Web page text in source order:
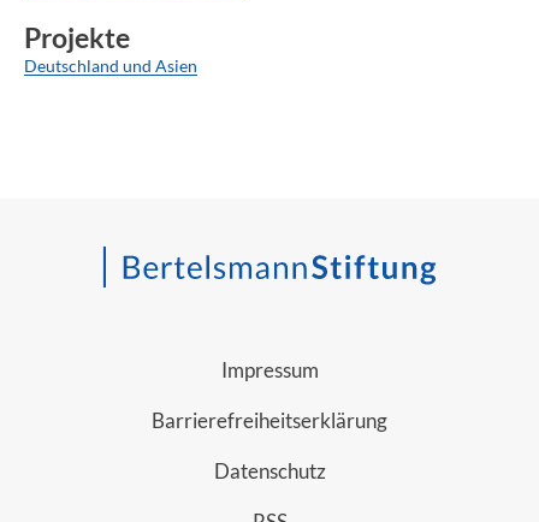
Projekte
Deutschland und Asien
Impressum
Barrierefreiheitserklärung
Datenschutz